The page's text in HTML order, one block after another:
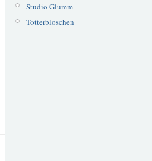
Studio Glumm
Totterbloschen